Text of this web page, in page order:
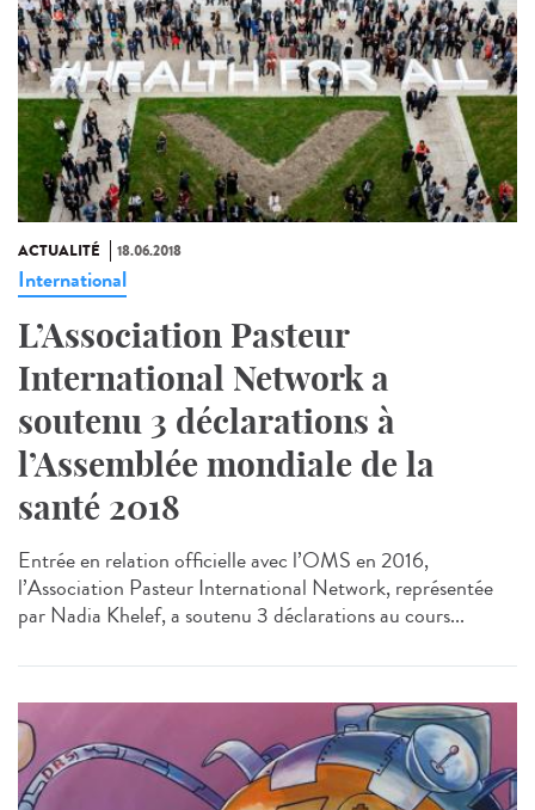
ACTUALITÉ 18.06.2018
International
L’Association Pasteur
International Network a
soutenu 3 déclarations à
l’Assemblée mondiale de la
santé 2018
Entrée en relation officielle avec l’OMS en 2016,
l’Association Pasteur International Network, représentée
par Nadia Khelef, a soutenu 3 déclarations au cours...